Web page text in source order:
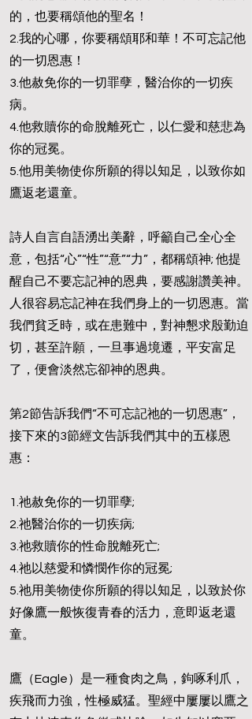
的，也要稱頌他的聖名！
2.我的心哪，你要稱頌耶和華！不可忘記他
的一切恩惠！
3.他赦免你的一切罪孽，醫治你的一切疾
病。
4.他救贖你的命脫離死亡，以仁愛和慈悲為
你的冠冕。
5.他用美物使你所願的得以知足，以致你如
鷹返老還童。
詩人自言自語湧出美辭，呼籲自己全心全
意，包括“心”“性”“意”“力”，都稱頌神; 他提
醒自己不要忘記神的恩典，要感謝讚美神。
人很容易忘記神在我們身上的一切恩惠。當
我們貧乏時，或在患難中，對神懇求殷勤迫
切，甚至許願，一旦事過境遷，平安富足
了，便會淡然忘卻神的恩典。
第2節告訴我們“不可忘記祂的一切恩惠”，
接下來的3節經文告訴我們其中的五樣恩
惠：
1.祂赦免你的一切罪孽;
2.祂醫治你的一切疾病;
3.祂救贖你的性命脫離死亡;
4.祂以慈愛和憐憫作你的冠冕;
5.祂用美物使你所願的得以知足，以致於你
好像鷹一般恢復青春的活力，意即返老還
童。
鷹（Eagle）是一種食肉之鳥，鉤啄利爪，
疾飛而力強，性極威猛。聖經中屢屢以鷹之